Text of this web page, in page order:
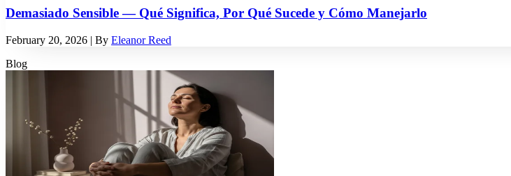
Demasiado Sensible — Qué Significa, Por Qué Sucede y Cómo Manejarlo
February 20, 2026 | By Eleanor Reed
Blog